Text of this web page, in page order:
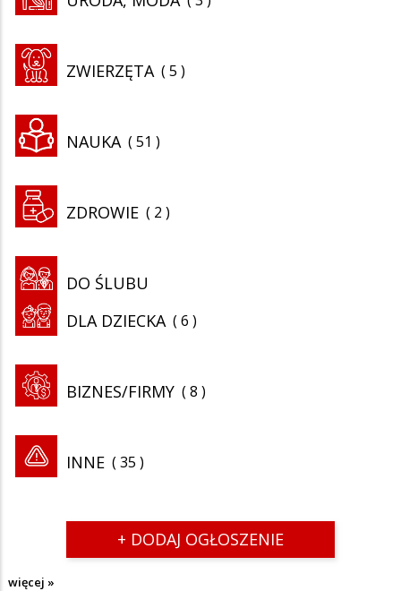
ZWIERZĘTA 5
51
NAUKA
ZDROWIE 2
DO ŚLUBU
6
DLA DZIECKA
8
BIZNES/FIRMY
35
INNE
+ DODAJ OGŁOSZENIE
więcej »